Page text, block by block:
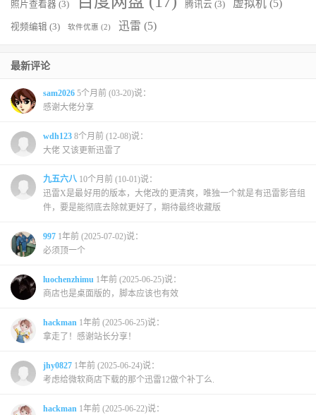
照片查看器 (3) 腾讯云 (3) 虚拟机 (5)
视频编辑 (3) 软件优惠 (2) 迅雷 (5)
最新评论
sam2026 5个月前 (03-20)说：
感谢大佬分享
wdh123 8个月前 (12-08)说：
大佬 又该更新迅雷了
九五六八 10个月前 (10-01)说：
迅雷X是最好用的版本，大佬改的更清爽，唯独一个就是有迅雷影音组
件，要是能彻底去除就更好了，期待最终收藏版
997 1年前 (2025-07-02)说：
必须顶一个
luochenzhimu 1年前 (2025-06-25)说：
商店也是桌面版的，脚本应该也有效
hackman 1年前 (2025-06-25)说：
拿走了！感谢站长分享！
jhy0827 1年前 (2025-06-24)说：
考虑给微软商店下载的那个迅雷12做个补丁么.
hackman 1年前 (2025-06-22)说：